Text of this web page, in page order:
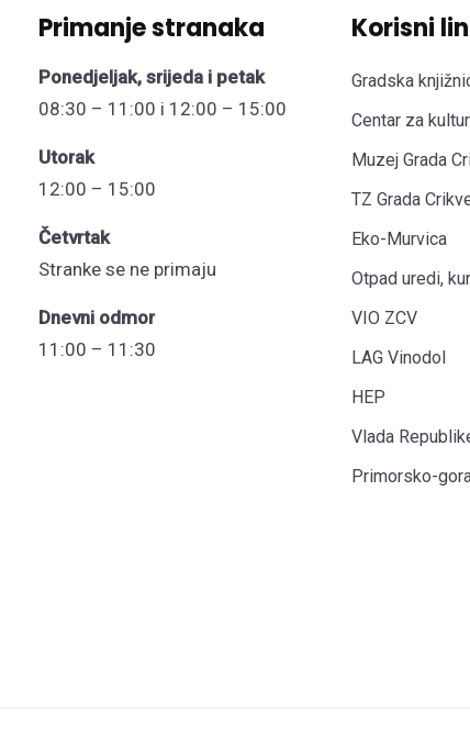
Primanje stranaka
Ponedjeljak, srijeda i petak
08:30 – 11:00 i 12:00 – 15:00
Utorak
12:00 – 15:00
Četvrtak
Stranke se ne primaju
Dnevni odmor
11:00 – 11:30
Korisni
Gradska
Centar za
Muzej Grada
TZ Grada
Eko-Murvica
Otpad uredi,
VIO ZCV
LAG Vinodol
HEP
Vlada
Primorsko-